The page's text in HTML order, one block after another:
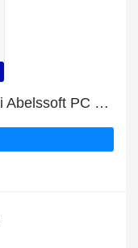
Ottieni fino al 32% di sconto sui Abelssoft PC Fresh alla fine della vendita